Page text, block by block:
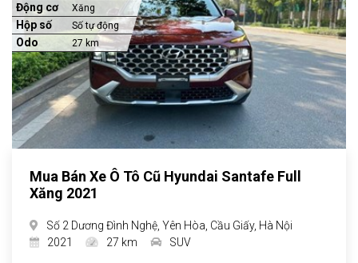
Động cơ Xăng
Hộp số Số tự động
Odo 27 km
Mua Bán Xe Ô Tô Cũ Hyundai Santafe Full
Xăng 2021
Số 2 Dương Đình Nghệ, Yên Hòa, Cầu Giấy, Hà Nội
2021
27 km SUV